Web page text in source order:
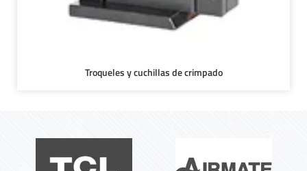
Troqueles y cuchillas de crimpado